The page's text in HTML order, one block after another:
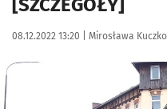
[SZCZEGÓŁY]
Data publikacji:
08.12.2022 13:20 | Autor:
Mirosława
Kliknij, aby powiększyć